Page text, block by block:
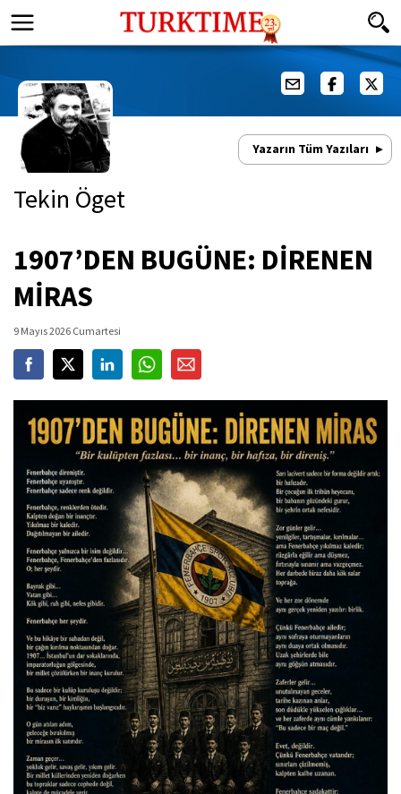
Yazarın Tüm Yazıları
Tekin Öget
1907’DEN BUGÜNE: DİRENEN
MİRAS
9 Mayıs 2026 Cumartesi